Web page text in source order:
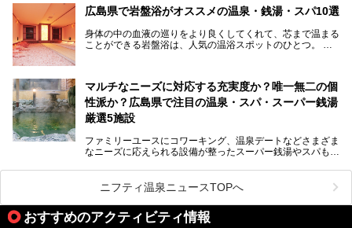
わりと身体の内部を温めて発汗を促すサウナは、リフレッシ
ュ効果はもちろん、代謝が高まり健康や美容にも良い影響が
期待されます。今回はそんなサウナにこだわった、広島県内
のオススメ温泉・銭湯・スパ10ヶ所を紹介させていただき
ます。
広島県で岩盤浴がオススメの温泉・銭湯・スパ10選
身体の中の血液の巡りをより良くしてくれて、芯まで温まる
ことができる岩盤浴は、人気の温浴スポットのひとつ。
る、広島県でオススメの温泉・銭湯・スパをご紹介していき
ます！
マルチなニーズに対応する充実度か？唯一無二の個
性派か？広島県で注目の温泉・スパ・スーパー銭湯
厳選5施設
ファミリーユースにコワーキング、温泉デートなどさまざま
なニーズに応えられる設備が整ったスーパー銭湯やスパも、
いった個性が魅力の温泉も、どちらも充実している広島県。
今回は、そんな広島県にある温浴施設のなかから、筆者が
「一度訪ねてみたい」と気になっている魅力的な施設を5件
ピックアップして紹介します。
ニフティ温泉ニュースTOPへ
おすすめのアクティビティ情報